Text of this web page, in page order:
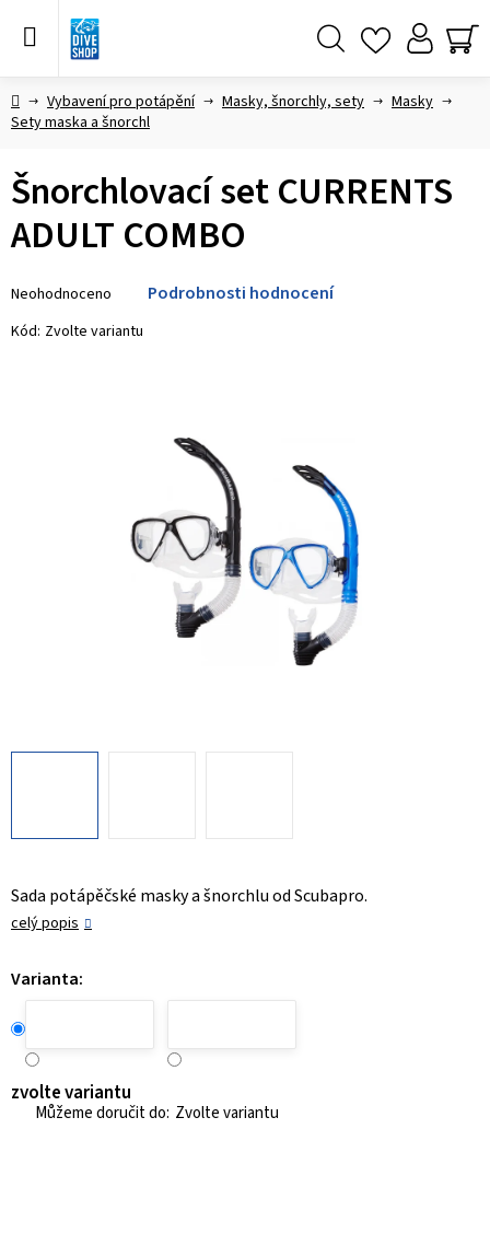
DomůVybavení pro potápění Masky, šnorchly, sety
Masky
Sety maska a šnorchl
Sada potápěčské masky a šnorchlu od Scubapro.
celý popis
Varianta:
zvolte variantu
Zvolte variantu
Šnorchlovací set CURRENTS
ADULT COMBO
hodnocení
produktu
Neohodnoceno Podrobnosti hodnocení
Kód: Zvolte variantu